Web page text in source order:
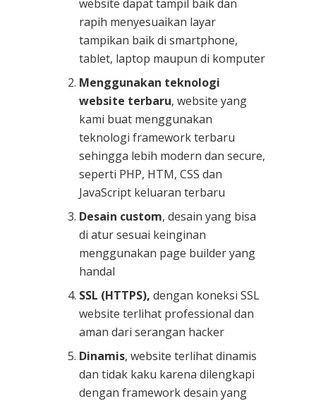
website dapat tampil baik dan
rapih menyesuaikan layar
tampikan baik di smartphone,
tablet, laptop maupun di komputer
Menggunakan teknologi
website terbaru, website yang
kami buat menggunakan
teknologi framework terbaru
sehingga lebih modern dan secure,
seperti PHP, HTM, CSS dan
JavaScript keluaran terbaru
Desain custom, desain yang bisa
di atur sesuai keinginan
menggunakan page builder yang
handal
SSL (HTTPS), dengan koneksi SSL
website terlihat professional dan
aman dari serangan hacker
Dinamis, website terlihat dinamis
dan tidak kaku karena dilengkapi
dengan framework desain yang